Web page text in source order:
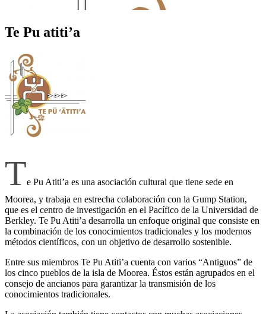
Te Pu atiti’a
Te Pu Atiti’a es una asociación cultural que tiene sede en
Moorea, y trabaja en estrecha colaboración con la Gump Station,
que es el centro de investigación en el Pacífico de la Universidad de
Berkley. Te Pu Atiti’a desarrolla un enfoque original que consiste en
la combinación de los conocimientos tradicionales y los modernos
métodos científicos, con un objetivo de desarrollo sostenible.
Entre sus miembros Te Pu Atiti’a cuenta con varios “Antiguos” de
los cinco pueblos de la isla de Moorea. Éstos están agrupados en el
consejo de ancianos para garantizar la transmisión de los
conocimientos tradicionales.